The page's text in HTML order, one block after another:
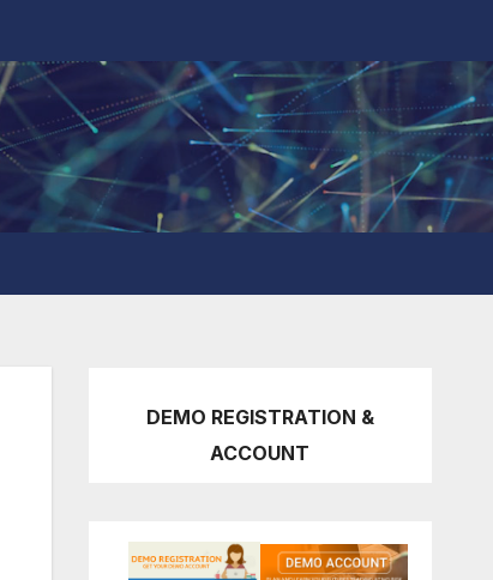
DEMO REGISTRATION &
ACCOUNT